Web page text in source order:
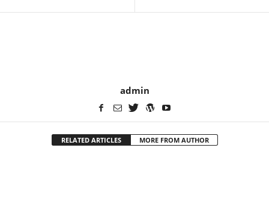
admin
RELATED ARTICLES MORE FROM AUTHOR